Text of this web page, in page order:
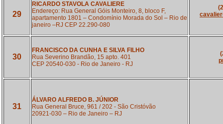
29
RICARDO STAVOLA CAVALIERE
Endereço: Rua General Góis Monteiro, 8, bloco F,
apartamento 1801 – Condomínio Morada do Sol – Rio de
janeiro –RJ CEP 22.290-080
30
FRANCISCO DA CUNHA E SILVA FILHO
Rua Severino Brandão, 15 apto. 401
CEP 20540-030 - Rio de Janeiro - RJ
31
ÁLVARO ALFREDO B. JÚNIOR
Rua General Bruce, 961 / 202 - São Cristóvão
20921-030 – Rio de Janeiro – RJ